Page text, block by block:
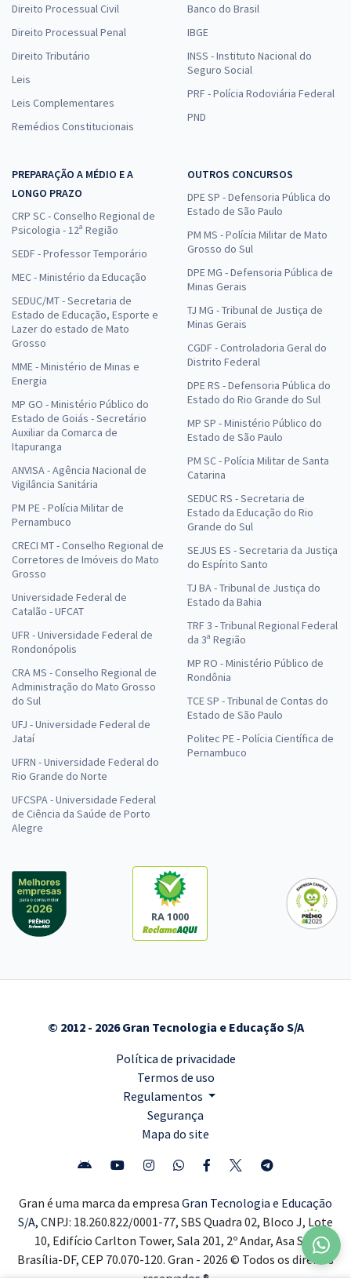
Direito Processual Civil
Direito Processual Penal
Direito Tributário
Leis
Leis Complementares
Remédios Constitucionais
Banco do Brasil
IBGE
INSS - Instituto Nacional do
Seguro Social
PRF - Polícia Rodoviária Federal
PND
PREPARAÇÃO A MÉDIO E A
LONGO PRAZO
CRP SC - Conselho Regional de
Psicologia - 12ª Região
SEDF - Professor Temporário
MEC - Ministério da Educação
SEDUC/MT - Secretaria de
Estado de Educação, Esporte e
Lazer do estado de Mato
Grosso
MME - Ministério de Minas e
Energia
MP GO - Ministério Público do
Estado de Goiás - Secretário
Auxiliar da Comarca de
Itapuranga
ANVISA - Agência Nacional de
Vigilância Sanitária
PM PE - Polícia Militar de
Pernambuco
CRECI MT - Conselho Regional de
Corretores de Imóveis do Mato
Grosso
Universidade Federal de
Catalão - UFCAT
UFR - Universidade Federal de
Rondonópolis
CRA MS - Conselho Regional de
Administração do Mato Grosso
do Sul
UFJ - Universidade Federal de
Jataí
UFRN - Universidade Federal do
Rio Grande do Norte
UFCSPA - Universidade Federal
de Ciência da Saúde de Porto
Alegre
OUTROS CONCURSOS
DPE SP - Defensoria Pública do
Estado de São Paulo
PM MS - Polícia Militar de Mato
Grosso do Sul
DPE MG - Defensoria Pública de
Minas Gerais
TJ MG - Tribunal de Justiça de
Minas Gerais
CGDF - Controladoria Geral do
Distrito Federal
DPE RS - Defensoria Pública do
Estado do Rio Grande do Sul
MP SP - Ministério Público do
Estado de São Paulo
PM SC - Polícia Militar de Santa
Catarina
SEDUC RS - Secretaria de
Estado da Educação do Rio
Grande do Sul
SEJUS ES - Secretaria da Justiça
do Espírito Santo
TJ BA - Tribunal de Justiça do
Estado da Bahia
TRF 3 - Tribunal Regional Federal
da 3ª Região
MP RO - Ministério Público de
Rondônia
TCE SP - Tribunal de Contas do
Estado de São Paulo
Politec PE - Polícia Científica de
Pernambuco
RA 1000
© 2012 - 2026 Gran Tecnologia e Educação S/A
Política de privacidade
Termos de uso
Regulamentos
Segurança
Mapa do site
Gran é uma marca da empresa Gran Tecnologia e Educação
S/A, CNPJ: 18.260.822/0001-77, SBS Quadra 02, Bloco J, Lote
10, Edifício Carlton Tower, Sala 201, 2º Andar, Asa Sul,
Brasília-DF, CEP 70.070-120. Gran - 2026 © Todos os direitos
reservados ®